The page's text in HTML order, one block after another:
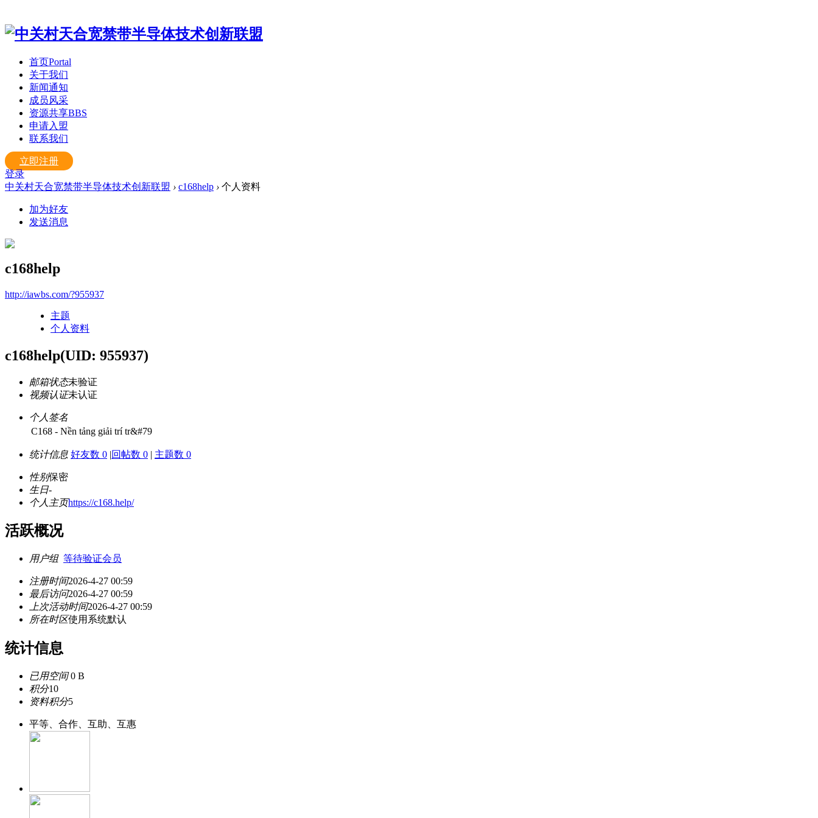
首页Portal
关于我们
新闻通知
成员风采
资源共享BBS
申请入盟
联系我们
立即注册
登录
中关村天合宽禁带半导体技术创新联盟 › c168help › 个人资料
加为好友
发送消息
c168help
http://iawbs.com/?955937
主题
个人资料
c168help(UID: 955937)
邮箱状态未验证
视频认证未认证
个人签名
C168 - Nền tảng giải trí tr&#79
统计信息 好友数 0 |回帖数 0 | 主题数 0
性别保密
生日-
个人主页https://c168.help/
活跃概况
用户组 等待验证会员
注册时间2026-4-27 00:59
最后访问2026-4-27 00:59
上次活动时间2026-4-27 00:59
所在时区使用系统默认
统计信息
已用空间0 B
积分10
资料积分5
平等、合作、互助、互惠